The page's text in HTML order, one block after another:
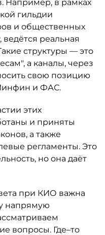
Например, в рамках
гильдии
и общественных
ведётся реальная
структуры — это
а каналы, через
свою позицию
и ФАС.
этих
и приняты
а также
регламенты. Это
но она даёт
при КИО важна
напрямую
вопросы. Где–то